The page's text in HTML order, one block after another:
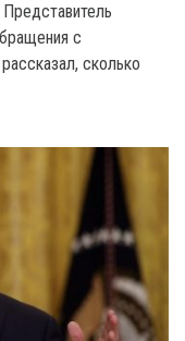
с
сколько